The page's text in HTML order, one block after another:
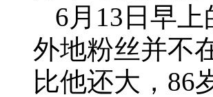
6月13日早
外地粉丝并不
比他还大，86